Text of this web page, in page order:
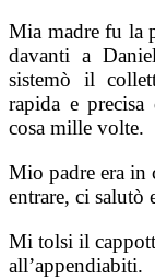
Mia madre fu la
davanti a
sistemò il
rapida e
cosa mille volte.
Mio padre era in
entrare, ci salutò
Mi tolsi il
all’appendiabiti.